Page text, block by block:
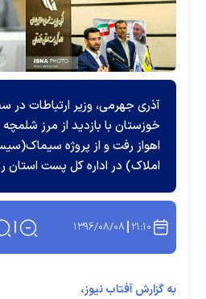
آذری جهرمی، وزیر ارتباطات در
خوزستان با بازدید از مرز شلمچه
اهواز رفت و از پروژه
املاک) در اداره کل پست استان
۲۱:۱۰ ۱۳۹۶/۰۸/۰۸
به گزارش آفتاب نیوز،